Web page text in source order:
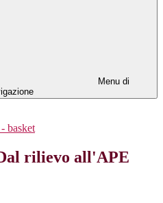
Menu di
basket
rilievo all'APE